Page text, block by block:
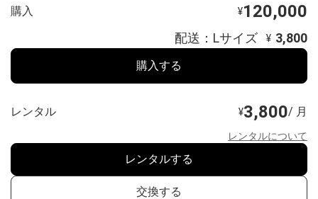
購入 ¥120,000
配送：Lサイズ ¥ 3,800
購入する
レンタル ¥3,800/ 月
レンタルについて
レンタルする
交換する